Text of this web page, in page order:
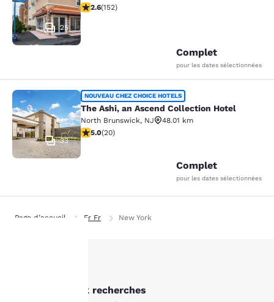
25
2.61 étoiles. Moyen. 152 commentaires
2.6(152)
Complet
pour les dates sélectionnées
The Ashi, an Ascend Collection
33
NOUVEAU CHEZ CHOICE HOTELS
The Ashi, an Ascend Collection Hotel
North Brunswick, NJ
48.01 km
5 étoiles. Exceptionnel. 20 commentaires
5.0(20)
Complet
pour les dates sélectionnées
Page d’accueil Fr Fr New York
Autres New York recherches
protection